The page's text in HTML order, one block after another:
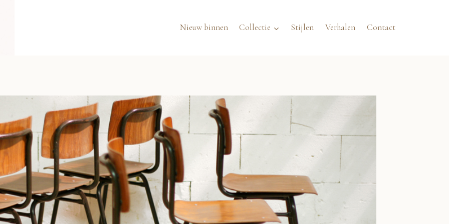
Nieuw binnen Collectie Stijlen Verhalen Contact